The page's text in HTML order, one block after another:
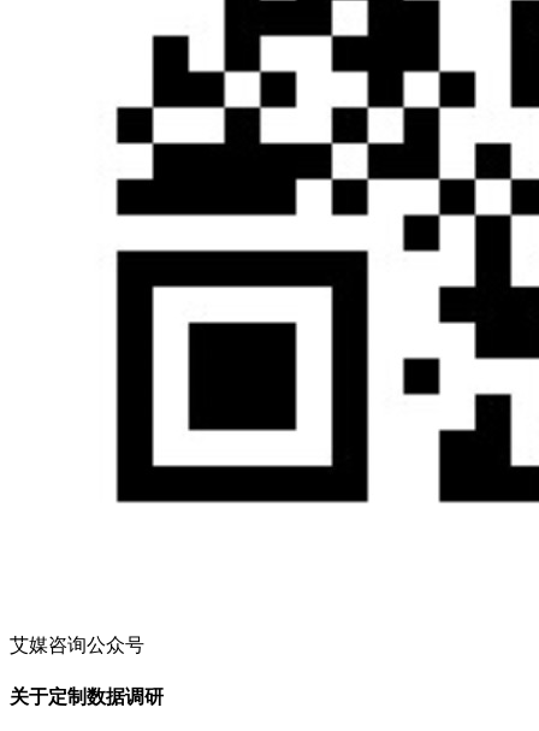
艾媒咨询公众号
关于定制数据调研